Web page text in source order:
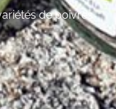
de poivres